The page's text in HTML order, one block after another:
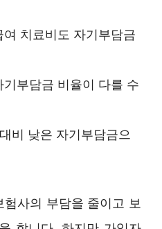
여 치료비도 자기부담금
부담금 비율이 다를 수
비 낮은 자기부담금으
사의 부담을 줄이고 보